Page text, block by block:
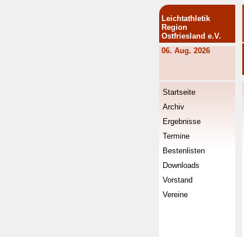
Leichtathletik
Region
Ostfriesland e.V.
06. Aug. 2026
Startseite
Archiv
Ergebnisse
Termine
Bestenlisten
Downloads
Vorstand
Vereine